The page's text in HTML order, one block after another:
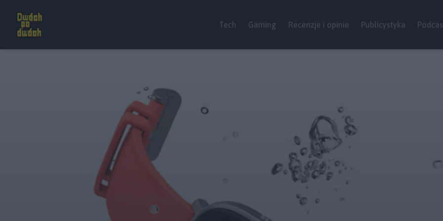
Tech Gaming Recenzje i opinie Publicystyka